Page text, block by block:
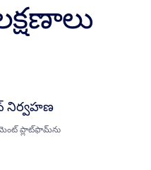
నిర్వహణ
ప్లాట్‌ఫామ్‌ను